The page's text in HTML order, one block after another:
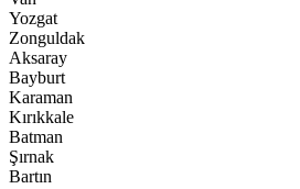
Yozgat
Zonguldak
Aksaray
Bayburt
Karaman
Kırıkkale
Batman
Şırnak
Bartın